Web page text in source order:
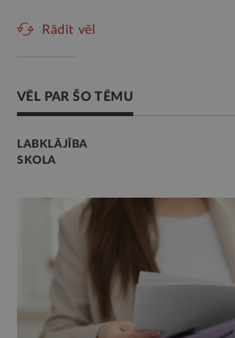
Rādīt vēl
VĒL PAR ŠO TĒMU
LABKLĀJĪBA
SKOLA